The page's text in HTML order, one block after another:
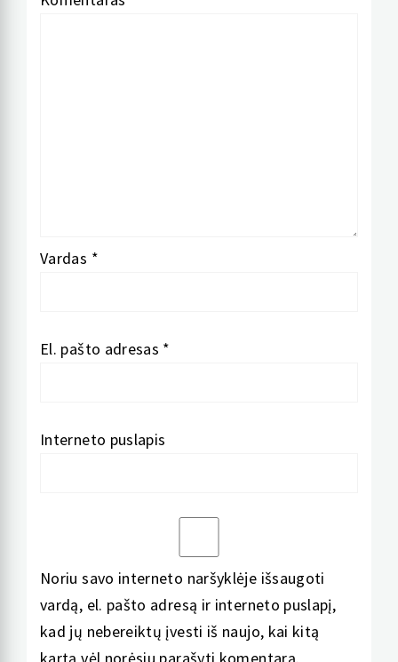
Vardas *
El. pašto adresas *
Interneto puslapis
Noriu savo interneto naršyklėje išsaugoti
vardą, el. pašto adresą ir interneto puslapį,
kad jų nebereiktų įvesti iš naujo, kai kitą